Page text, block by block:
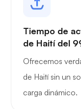
Tiempo de
de Haití del
Ofrecemos
de Haití sin un
carga dinámico.